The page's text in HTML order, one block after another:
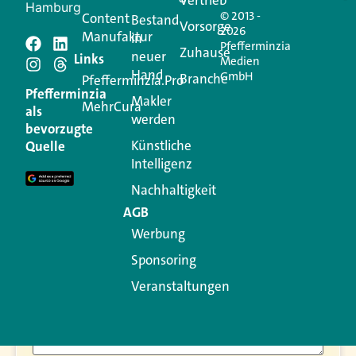
Schreiben Sie einen
Kommentar
Ihre E-Mail-Adresse wird nicht veröffentlicht.
Erforderliche Felder sind mit
Kommentar
Hamburg
Pfefferminzia
als
bevorzugte
Quelle
Content
Manufaktur
Links
Pfefferminzia.Pro
MehrCura
Bestand
in
neuer
Hand
Makler
werden
Künstliche
Intelligenz
Nachhaltigkeit
AGB
Werbung
Sponsoring
Veranstaltungen
Vorsorge
Zuhause
Branche
© 2013 -
2026
Pfefferminzia
Medien
GmbH